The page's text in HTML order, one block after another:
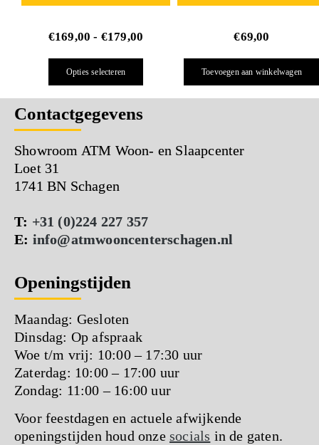
€169,00 - €179,00
Opties selecteren
€69,00
Toevoegen aan winkelwagen
Contactgegevens
Showroom ATM Woon- en Slaapcenter
Loet 31
1741 BN Schagen
T: +31 (0)224 227 357
E: info@atmwooncenterschagen.nl
Openingstijden
Maandag: Gesloten
Dinsdag: Op afspraak
Woe t/m vrij: 10:00 – 17:30 uur
Zaterdag: 10:00 – 17:00 uur
Zondag: 11:00 – 16:00 uur
Voor feestdagen en actuele afwijkende
openingstijden houd onze socials in de gaten.